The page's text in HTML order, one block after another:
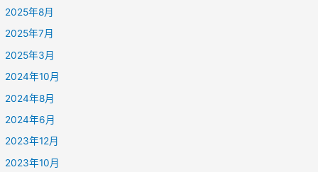
2025年8月
2025年7月
2025年3月
2024年10月
2024年8月
2024年6月
2023年12月
2023年10月